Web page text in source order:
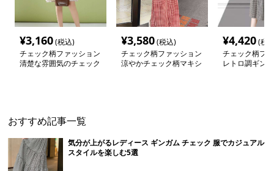
¥3,160(税込)
チェック柄ファッション
清楚な雰囲気のチェック
¥3,580(税込)
チェック柄ファッション
涼やかチェック柄マキシ
¥4,420(税
チェック柄フ
レトロ調ギン
おすすめ記事一覧
気分が上がるレディース ギンガム チェック 服でカジュアル
スタイルを楽しむ5選